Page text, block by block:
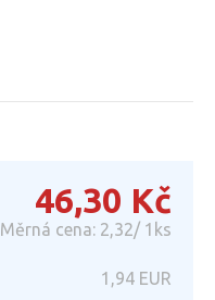
46,30 Kč
Měrná cena: 2,32/ 1ks
1,94 EUR